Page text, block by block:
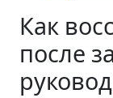
Как
после